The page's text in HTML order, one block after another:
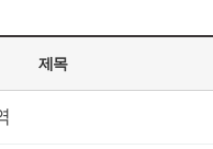
제목